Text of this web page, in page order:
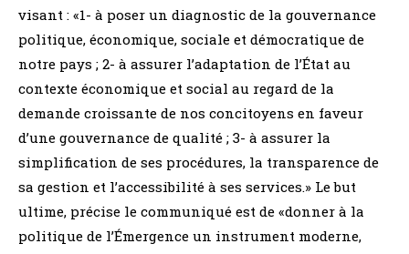
visant : «1- à poser un diagnostic de la gouvernance
politique, économique, sociale et démocratique de
notre pays ; 2- à assurer l’adaptation de l’État au
contexte économique et social au regard de la
demande croissante de nos concitoyens en faveur
d’une gouvernance de qualité ; 3- à assurer la
simplification de ses procédures, la transparence de
sa gestion et l’accessibilité à ses services.» Le but
ultime, précise le communiqué est de «donner à la
politique de l’Émergence un instrument moderne,